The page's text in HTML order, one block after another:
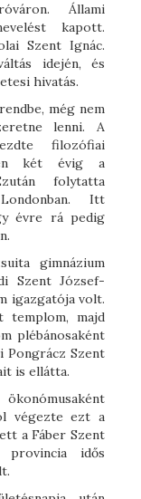
Állami
kapott.
Szent Ignác.
idején, és
hivatás.
még nem
lenni. A
filozófiai
két évig a
folytatta
Itt
évre rá pedig
gimnázium
Szent József-
igazgatója volt.
templom, majd
plébánosaként
Pongrácz Szent
is ellátta.
végezte ezt a
a Fáber Szent
idős